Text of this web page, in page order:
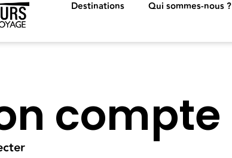
Destinations Qui sommes-nous ?
compte